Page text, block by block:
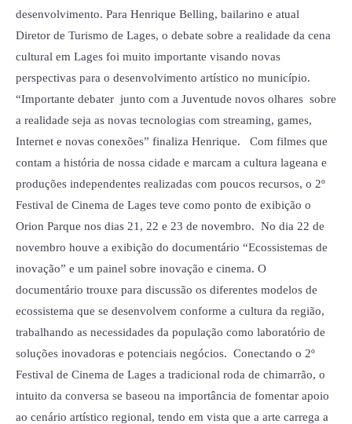
desenvolvimento. Para Henrique Belling, bailarino e atual
Diretor de Turismo de Lages, o debate sobre a realidade da cena
cultural em Lages foi muito importante visando novas
perspectivas para o desenvolvimento artístico no município.
“Importante debater junto com a Juventude novos olhares sobre
a realidade seja as novas tecnologias com streaming, games,
Internet e novas conexões” finaliza Henrique. Com filmes que
contam a história de nossa cidade e marcam a cultura lageana e
produções independentes realizadas com poucos recursos, o 2º
Festival de Cinema de Lages teve como ponto de exibição o
Orion Parque nos dias 21, 22 e 23 de novembro. No dia 22 de
novembro houve a exibição do documentário “Ecossistemas de
inovação” e um painel sobre inovação e cinema. O
documentário trouxe para discussão os diferentes modelos de
ecossistema que se desenvolvem conforme a cultura da região,
trabalhando as necessidades da população como laboratório de
soluções inovadoras e potenciais negócios. Conectando o 2º
Festival de Cinema de Lages a tradicional roda de chimarrão, o
intuito da conversa se baseou na importância de fomentar apoio
ao cenário artístico regional, tendo em vista que a arte carrega a